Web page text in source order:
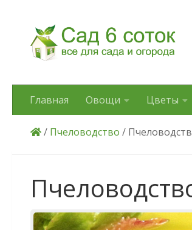
Главная Овощи Цветы
/ Пчеловодство /